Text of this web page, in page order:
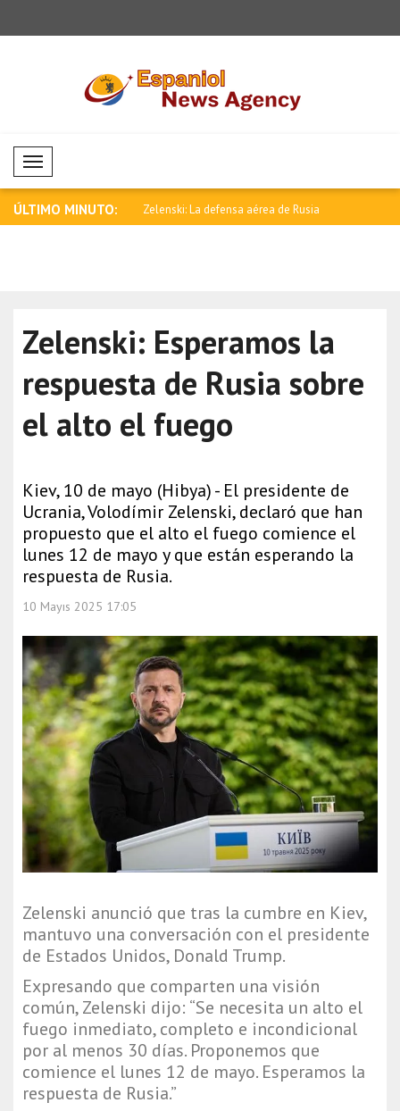
Mobil Menü
ÚLTIMO MINUTO:
aumentarse la presión Zelenski: La defensa aérea de Rusia
Zelenski: Esperamos la
respuesta de Rusia sobre
el alto el fuego
Kiev, 10 de mayo (Hibya) - El presidente de
Ucrania, Volodímir Zelenski, declaró que han
propuesto que el alto el fuego comience el
lunes 12 de mayo y que están esperando la
respuesta de Rusia.
10 Mayıs 2025 17:05
Zelenski anunció que tras la cumbre en Kiev,
mantuvo una conversación con el presidente
de Estados Unidos, Donald Trump.
Expresando que comparten una visión
común, Zelenski dijo: “Se necesita un alto el
fuego inmediato, completo e incondicional
por al menos 30 días. Proponemos que
comience el lunes 12 de mayo. Esperamos la
respuesta de Rusia.”